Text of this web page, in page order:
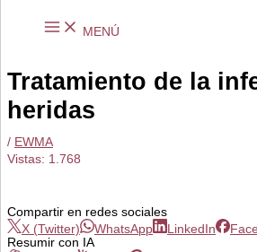
MENÚ
Tratamiento de la
heridas
/ EWMA
Vistas: 1.768
Compartir en redes sociales
X (Twitter)
WhatsApp LinkedIn
Resumir con IA